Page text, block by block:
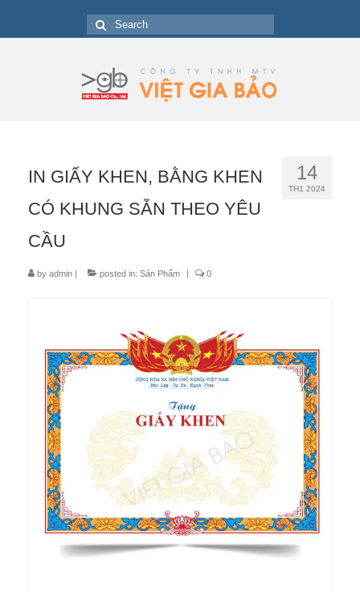
Search
for:
14
TH1 2024
IN GIẤY KHEN, BẰNG KHEN
CÓ KHUNG SẴN THEO YÊU
CẦU
by admin | posted in: Sản Phẩm | 0